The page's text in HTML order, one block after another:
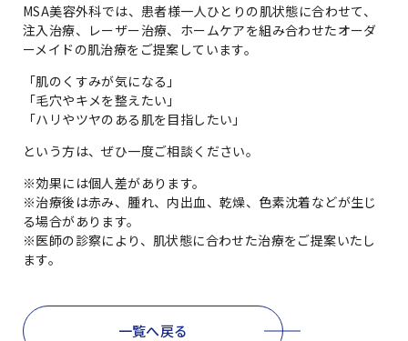
MSA美容外科では、患者様一人ひとりの肌状態に合わせて、
注入治療、レーザー治療、ホームケアを組み合わせたオーダ
ーメイドの肌治療をご提案しています。
「肌のくすみが気になる」
「毛穴やキメを整えたい」
「ハリやツヤのある肌を目指したい」
という方は、ぜひ一度ご相談ください。
※効果には個人差があります。
※治療後は赤み、腫れ、内出血、乾燥、色素沈着などが生じ
る場合があります。
※医師の診察により、肌状態に合わせた治療をご提案いたし
ます。
一覧へ戻る